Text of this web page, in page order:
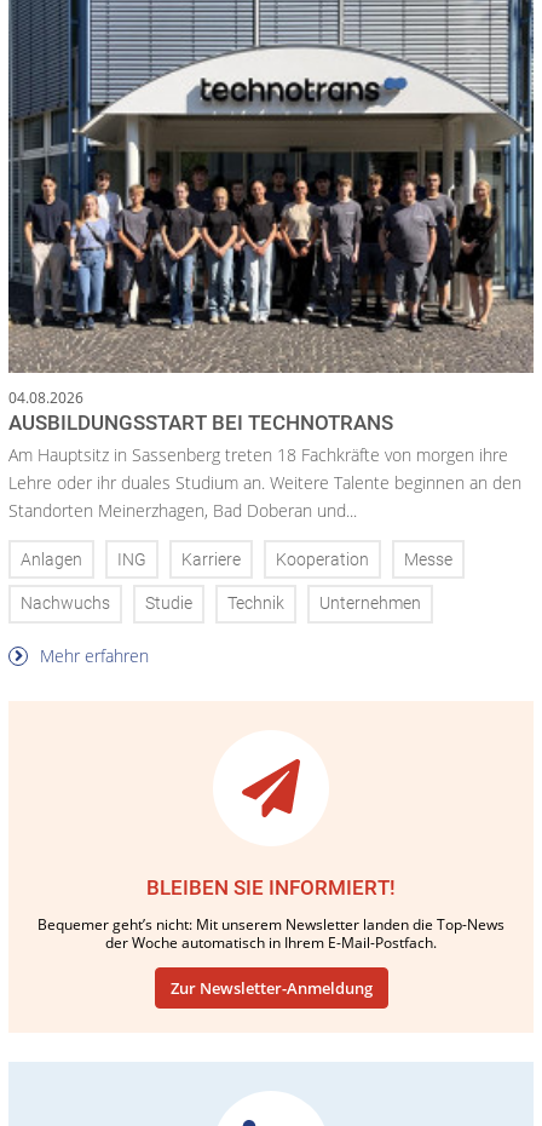
04.08.2026
AUSBILDUNGSSTART BEI TECHNOTRANS
Am Hauptsitz in Sassenberg treten 18 Fachkräfte von morgen ihre
Lehre oder ihr duales Studium an. Weitere Talente beginnen an den
Standorten Meinerzhagen, Bad Doberan und...
Anlagen ING Karriere Kooperation Messe
Nachwuchs Studie Technik Unternehmen
Mehr erfahren
BLEIBEN SIE INFORMIERT!
Bequemer geht’s nicht: Mit unserem Newsletter landen die Top-News
der Woche automatisch in Ihrem E-Mail-Postfach.
Zur Newsletter-Anmeldung